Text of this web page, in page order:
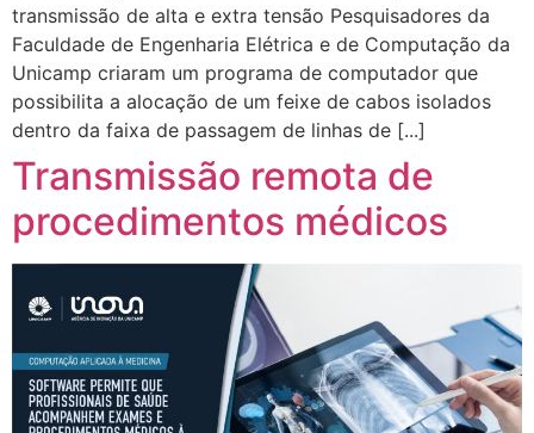
transmissão de alta e extra tensão Pesquisadores da
Faculdade de Engenharia Elétrica e de Computação da
Unicamp criaram um programa de computador que
possibilita a alocação de um feixe de cabos isolados
dentro da faixa de passagem de linhas de [...]
Transmissão remota de
procedimentos médicos